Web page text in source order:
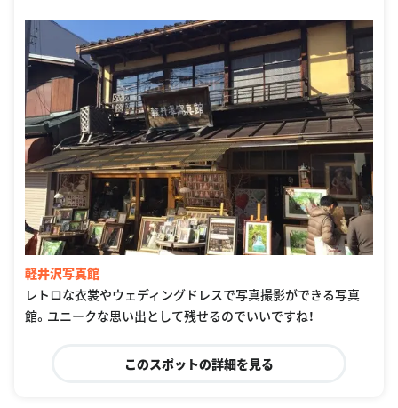
軽井沢写真館
レトロな衣裳やウェディングドレスで写真撮影ができる写真
館。ユニークな思い出として残せるのでいいですね！
このスポットの詳細を見る